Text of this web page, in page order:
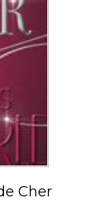
Cher